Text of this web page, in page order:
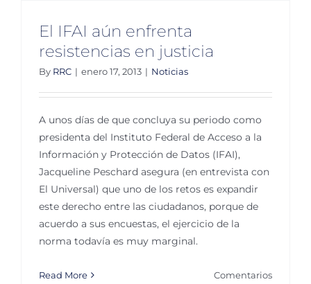
El IFAI aún enfrenta
resistencias en justicia
By RRC | enero 17, 2013 | Noticias
A unos días de que concluya su periodo como
presidenta del Instituto Federal de Acceso a la
Información y Protección de Datos (IFAI),
Jacqueline Peschard asegura (en entrevista con
El Universal) que uno de los retos es expandir
este derecho entre las ciudadanos, porque de
acuerdo a sus encuestas, el ejercicio de la
norma todavía es muy marginal.
Read More
Comentarios